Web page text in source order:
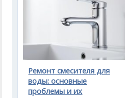
Ремонт смесителя для
воды: основные
проблемы и их